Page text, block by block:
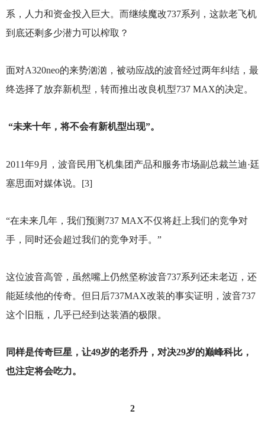
系，人力和资金投入巨大。而继续魔改737系列，这款老飞机
到底还剩多少潜力可以榨取？
面对A320neo的来势汹汹，被动应战的波音经过两年纠结，最
终选择了放弃新机型，转而推出改良机型737 MAX的决定。
“未来十年，将不会有新机型出现”。
2011年9月，波音民用飞机集团产品和服务市场副总裁兰迪·廷
塞思面对媒体说。[3]
“在未来几年，我们预测737 MAX不仅将赶上我们的竞争对
手，同时还会超过我们的竞争对手。”
这位波音高管，虽然嘴上仍然坚称波音737系列还未老迈，还
能延续他的传奇。但日后737MAX改装的事实证明，波音737
这个旧瓶，几乎已经到达装酒的极限。
同样是传奇巨星，让49岁的老乔丹，对决29岁的巅峰科比，
也注定将会吃力。
2